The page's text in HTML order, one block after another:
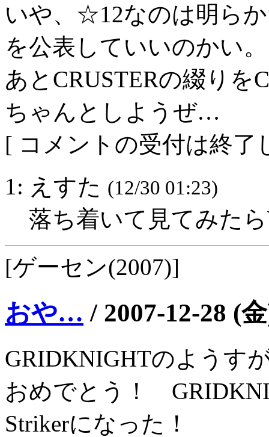
いや、☆12なのは明ら
を公表していいのかい。
あとCRUSTERの綴り
ちゃんとしようぜ…
[ コメントの受付は終了
1: えすた (12/30 01:23)
落ち着いて見てみた
[ゲーセン(2007)]
おや… / 2007-12-28 (
GRIDKNIGHTのよう
おめでとう！
Strikerになった！